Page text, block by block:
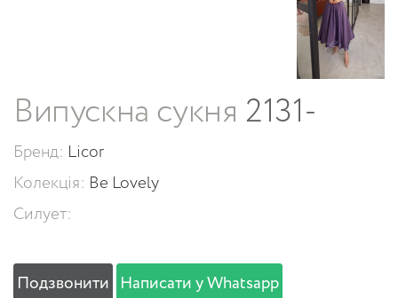
Випускна сукня 2131-
Бренд: Licor
Колекція: Be Lovely
Силует:
Подзвонити Написати у Whatsapp